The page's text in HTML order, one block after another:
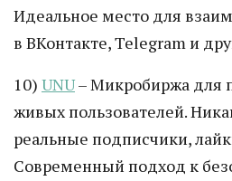
Идеальное место для
в ВКонтакте, Telegram и
10) UNU– Микробиржа для
живых пользователей.
реальные подписчики,
Современный подход к